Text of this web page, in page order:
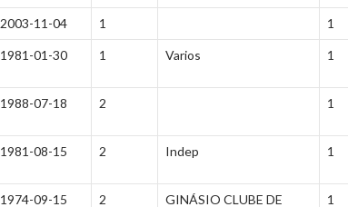
2003-11-04 1 1
1981-01-30 1 Varios 1
1988-07-18 2 1
1981-08-15 2 Indep 1
1974-09-15 2 GINÁSIO CLUBE DE 1